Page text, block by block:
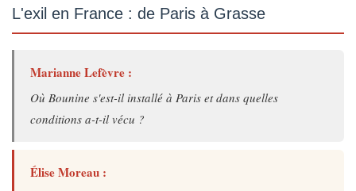
L'exil en France : de Paris à Grasse
Marianne Lefèvre :
Où Bounine s'est-il installé à Paris et dans quelles
conditions a-t-il vécu ?
Élise Moreau :